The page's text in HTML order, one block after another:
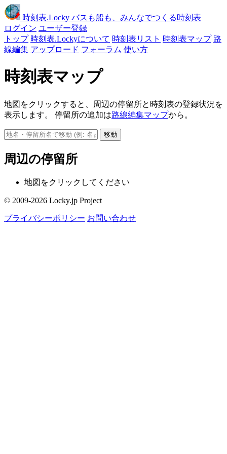
時刻表.Locky バスも船も、みんなでつくる時刻表
ログイン ユーザー登録
トップ 時刻表.Lockyについて 時刻表リスト 時刻表マップ 路
線編集 アップロード フォーラム 使い方
時刻表マップ
地図をクリックすると、周辺の停留所と時刻表の登録状況を
表示します。 停留所の追加は路線編集マップから。
移動
周辺の停留所
地図をクリックしてください
© 2009-2026 Locky.jp Project
プライバシーポリシー お問い合わせ